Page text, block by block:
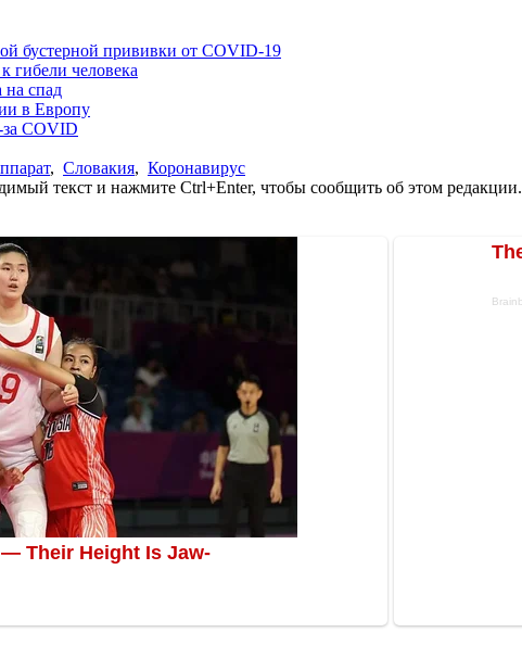
бустерной прививки от COVID-19
гибели человека
на спад
в Европу
COVID
, Словакия, Коронавирус
текст и нажмите Ctrl+Enter, чтобы сообщить об этом редакции.